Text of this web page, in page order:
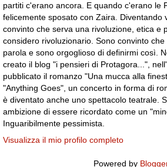
partiti c'erano ancora. E quando c'erano le
felicemente sposato con Zaira. Diventando
convinto che serva una rivoluzione, etica e
considero rivoluzionario. Sono convinto
parola e sono orgoglioso di definirmi così.
creato il blog "i pensieri di Protagora...",
pubblicato il romanzo "Una mucca alla
"Anything Goes", un concerto in forma di
è diventato anche uno spettacolo teatrale.
ambizione di essere ricordato come un
Inguaribilmente pessimista.
Visualizza il mio profilo completo
Powered by